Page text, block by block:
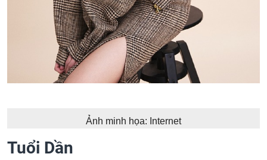
Ảnh minh họa: Internet
Tuổi Dần